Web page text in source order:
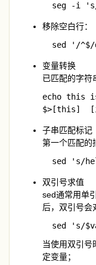
seg -i
移除空白行：
sed '/
变量转换
已匹配的字符
echo this
$>[this]
子串匹配标记
第一个匹配的
sed 's/
双引号求值
sed通常用单
后，双引号会
sed 's/
当使用双引号
定变量；